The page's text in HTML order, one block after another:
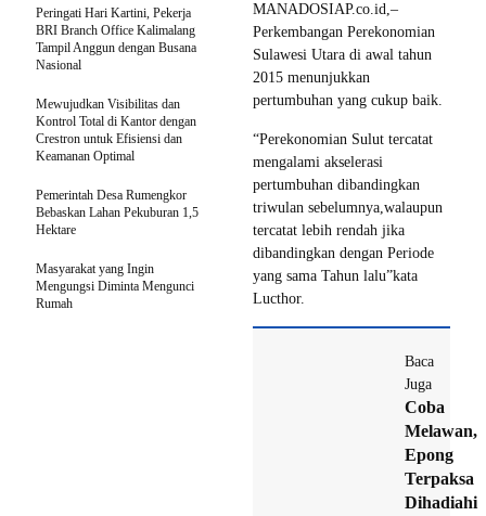
MANADOSIAP.co.id,–
Perkembangan Perekonomian
Sulawesi Utara di awal tahun
2015 menunjukkan
pertumbuhan yang cukup baik.
“Perekonomian Sulut tercatat
mengalami akselerasi
pertumbuhan dibandingkan
triwulan sebelumnya,walaupun
tercatat lebih rendah jika
dibandingkan dengan Periode
yang sama Tahun lalu”kata
Lucthor.
Baca
Juga
Coba
Melawan,
Epong
Terpaksa
Dihadiahi
Peringati Hari Kartini, Pekerja
BRI Branch Office Kalimalang
Tampil Anggun dengan Busana
Nasional
Mewujudkan Visibilitas dan
Kontrol Total di Kantor dengan
Crestron untuk Efisiensi dan
Keamanan Optimal
Pemerintah Desa Rumengkor
Bebaskan Lahan Pekuburan 1,5
Hektare
Masyarakat yang Ingin
Mengungsi Diminta Mengunci
Rumah